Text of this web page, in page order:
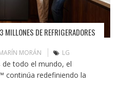
DE REFRIGERADORES
MORÁN LG
de todo el mundo, el
continúa redefiniendo la